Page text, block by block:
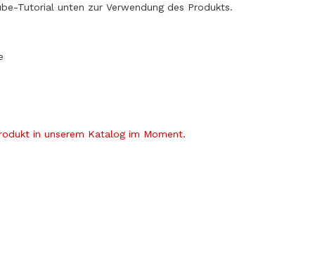
Tutorial unten zur Verwendung des Produkts.
in unserem Katalog im Moment.